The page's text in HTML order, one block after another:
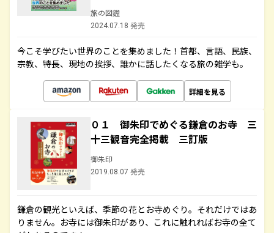
旅の図鑑
2024.07.18 発売
今こそ学びたい世界のことを集めました！首都、言語、民族、
宗教、特長、現地の挨拶、誰かに話したくなる旅の雑学も。
詳細を見る
０１ 御朱印でめぐる鎌倉のお寺 三
十三観音完全掲載 三訂版
御朱印
2019.08.07 発売
鎌倉の観光といえば、季節の花とお寺めぐり。それだけではあ
りません。お寺には御朱印があり、これに触れればお寺の全て